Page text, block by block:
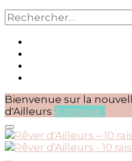
Rechercher :
Bienvenue sur la
d'Ailleurs A propos !